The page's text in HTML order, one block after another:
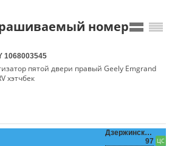
номер
1068003545
пятой двери правый Geely Emgrand
хэтчбек
Дзержинского,
97 ЦС